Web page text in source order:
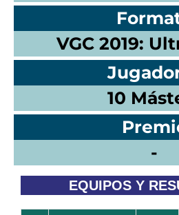
VGC 2019:
10
-
EQUIPOS Y